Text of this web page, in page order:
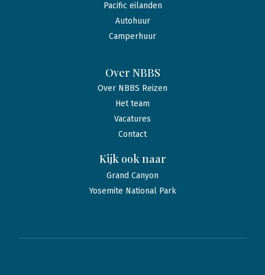
Pacific eilanden
Autohuur
Camperhuur
Over NBBS
Over NBBS Reizen
Het team
Vacatures
Contact
Kijk ook naar
Grand Canyon
Yosemite National Park